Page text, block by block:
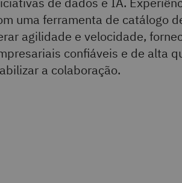
uma ferramenta de catálogo
agilidade e velocidade,
confiáveis e de alta
a colaboração.